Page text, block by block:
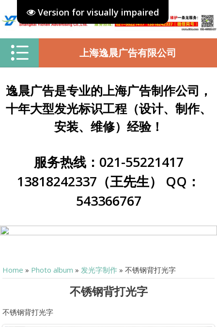
Version for visually impaired
上海逸晨广告有限公司
逸晨广告是专业的上海广告制作公司，
十年大型发光标识工程（设计、制作、
安装、维修）经验！
服务热线：021-55221417
13818242337（王先生） QQ：
543366767
Home » Photo album » 发光字制作 » 不锈钢背打光字
不锈钢背打光字
不锈钢背打光字